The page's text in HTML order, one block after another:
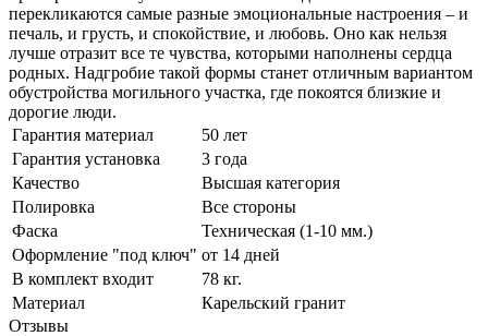
перекликаются самые разные эмоциональные настроения – и
печаль, и грусть, и спокойствие, и любовь. Оно как нельзя
лучше отразит все те чувства, которыми наполнены сердца
родных. Надгробие такой формы станет отличным вариантом
обустройства могильного участка, где покоятся близкие и
дорогие люди.
Гарантия материал
50 лет
Гарантия установка
3 года
Качество
Высшая категория
Полировка
Все стороны
Фаска
Техническая (1-10 мм.)
Оформление "под ключ" от 14 дней
В комплект входит
78 кг.
Материал
Карельский гранит
Отзывы